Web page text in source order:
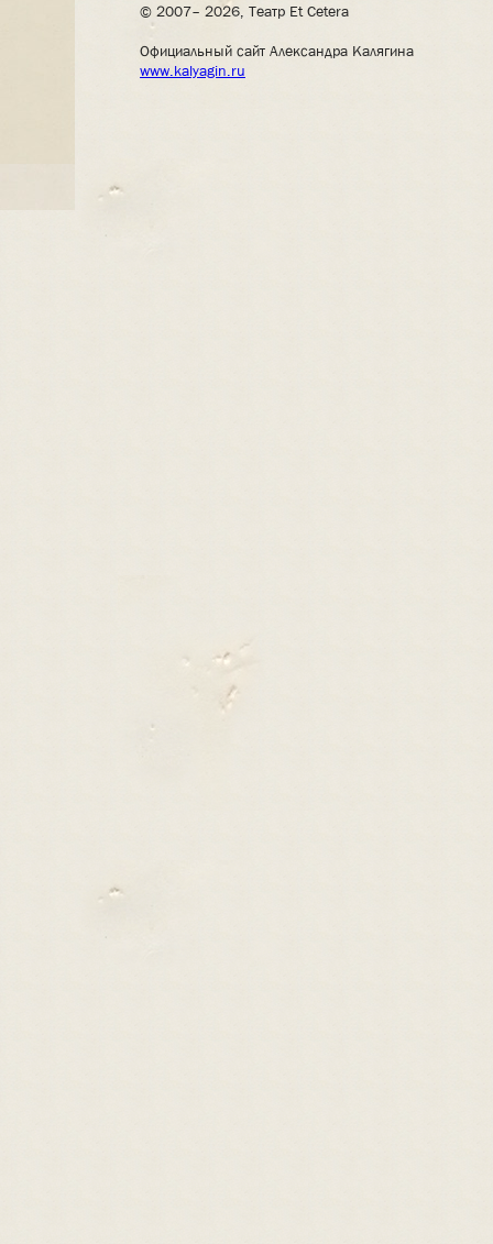
© 2007– 2026, Театр Et Cetera
Официальный сайт Александра Калягина
www.kalyagin.ru